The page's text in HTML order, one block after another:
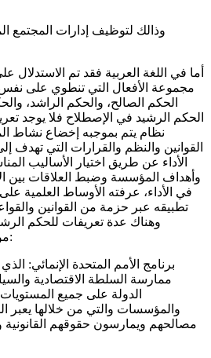
أما في اللغة العربية فقد تم
مجموعة الأفعال التي تنطوي على
الحكم الصالح، والحكم الراشد،
الحكم الرشيد في الإصطلاح فلا يوجد
نظام يتم بموجبه إخضاع نشاط
القوانين والنظم والقرارات التي تهدف
الأداء عن طريق اختيار الأساليب
وأهداف المؤسسة وضبط العلاقات بين
في الأداء، عرفته الأوساط العلمية
تطبيقه عبر حزمة من القوانين
وهناك عدة تعريفات للحكم
مؤسسات دولية مختصة منها:
ممارسة السلطة الاقتصادية
الدولة على جميع
والمؤسسات والتي من خلالها يعبر
مصالحهم ويمارسون حقوقهم القانونية